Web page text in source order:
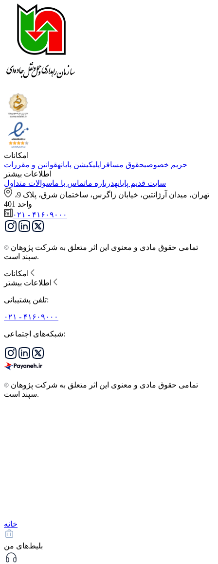
امکانات
حریم خصوصیحقوق مسافر اپلیکیشن پایانهقوانین و مقررات
اطلاعات بیشتر
سایت قدیم پایانهدرباره ماتماس با ماسوالات متداول
واحد 401
۰۲۱ - ۴۱۶۰۹۰۰۰
سپند است.
تلفن پشتیبانی:
۰۲۱ - ۴۱۶۰۹۰۰۰
شبکه‌های اجتماعی:
سپند است.
خانه
بلیط‌های من